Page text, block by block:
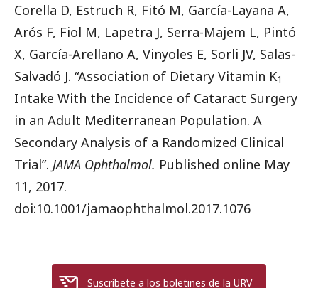
Corella D, Estruch R, Fitó M, García-Layana A,
Arós F, Fiol M, Lapetra J, Serra-Majem L, Pintó
X, García-Arellano A, Vinyoles E, Sorli JV, Salas-
Salvadó J. “Association of Dietary Vitamin K1
Intake With the Incidence of Cataract Surgery
in an Adult Mediterranean Population. A
Secondary Analysis of a Randomized Clinical
Trial”. JAMA Ophthalmol. Published online May
11, 2017.
doi:10.1001/jamaophthalmol.2017.1076
Suscríbete a los boletines de la URV